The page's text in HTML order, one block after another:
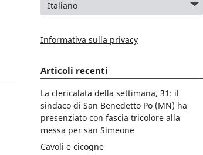
Informativa sulla privacy
Articoli recenti
La clericalata della settimana, 31: il
sindaco di San Benedetto Po (MN) ha
presenziato con fascia tricolore alla
messa per san Simeone
Cavoli e cicogne